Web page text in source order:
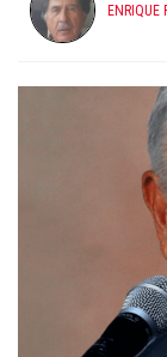
ENRIQUE